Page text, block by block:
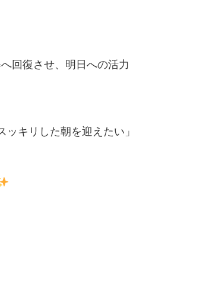
回復させ、明日への活力
キリした朝を迎えたい」